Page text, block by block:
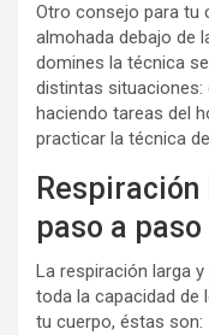
Otro consejo para tu
almohada debajo de
domines la técnica
distintas situaciones:
haciendo tareas del
practicar la técnica
paso a paso
La respiración larga
toda la capacidad de
tu cuerpo, éstas son: